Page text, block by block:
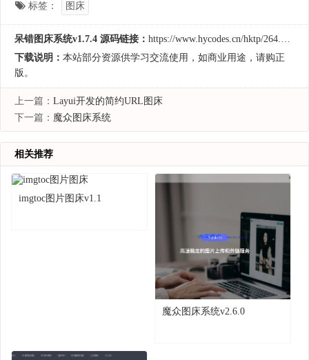
标签： 图床
呆错图床系统v1.7.4 源码链接： https://www.hycodes.cn/hktp/264.html
下载说明： 本站部分资源供学习交流使用，如商业用途，请购正
版。
上一篇： Layui开发的简约URL图床
下一篇： 魔众图床系统
相关推荐
imgtoc图片图床v1.1
魔众图床系统v2.6.0